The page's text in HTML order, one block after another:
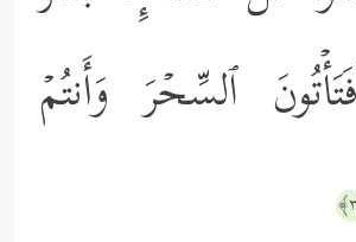
ٱلسِّحۡرَ وَأَنتُمۡ